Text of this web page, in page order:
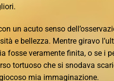
un acuto senso
e bellezza. Mentre giravo
fosse veramente finita, o se i
tortuoso che si snodava
mia immaginazione.